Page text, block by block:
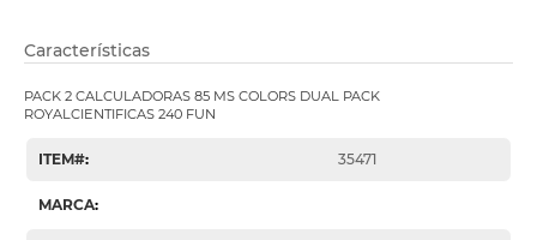
Características
PACK 2 CALCULADORAS 85 MS COLORS DUAL PACK
ROYALCIENTIFICAS 240 FUN
ITEM#: 35471
MARCA: